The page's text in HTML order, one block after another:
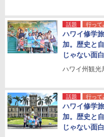
話題 行って
ハワイ修学
加。歴史と
じゃない面
ハワイ州観光
話題 行って
ハワイ修学
加。歴史と
じゃない面